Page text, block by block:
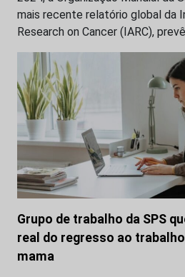
mais recente relatório global da
Research on Cancer (IARC),
Grupo de trabalho da SPS
real do regresso ao
mama